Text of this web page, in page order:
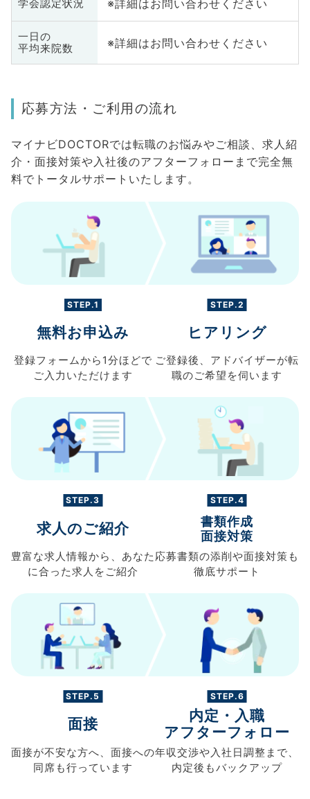
学会認定状況 ※詳細はお問い合わせください
一日の
平均来院数
※詳細はお問い合わせください
応募方法・ご利用の流れ
マイナビDOCTORでは転職のお悩みやご相談、求人紹
介・面接対策や入社後のアフターフォローまで完全無
料でトータルサポートいたします。
STEP.1
無料お申込み
登録フォームから 1分ほどで
ご入力 いただけます
STEP.2
ヒアリング
ご登録後、 アドバイザーが転
職のご希望を伺います
STEP.3
求人のご紹介
豊富な求人情報から、 あなた
に合った求人を ご紹介
STEP.4
書類作成
面接対策
応募書類の添削や面接対策も
徹底サポート
STEP.5
面接
面接が不安な方へ、 面接への
同席も行っています
STEP.6
内定・入職
アフターフォロー
年収交渉や 入社日調整まで、
内定後もバックアップ